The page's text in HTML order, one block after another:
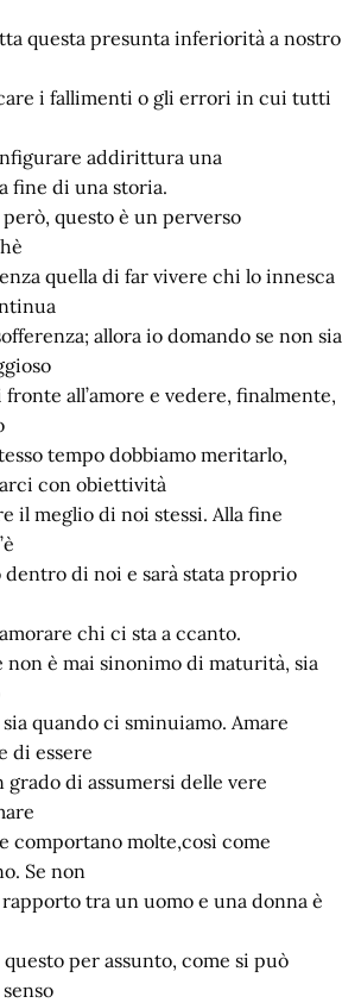
questa presunta inferiorità a nostro
i fallimenti o gli errori in cui tutti
addirittura una
fine di una storia.
questo è un perverso
quella di far vivere chi lo innesca
allora io domando se non sia
all’amore e vedere, finalmente,
tempo dobbiamo meritarlo,
con obiettività
il meglio di noi stessi. Alla fine
dentro di noi e sarà stata proprio
chi ci sta a ccanto.
non è mai sinonimo di maturità, sia
quando ci sminuiamo. Amare
di essere
di assumersi delle vere
comportano molte,così come
Se non
tra un uomo e una donna è
per assunto, come si può